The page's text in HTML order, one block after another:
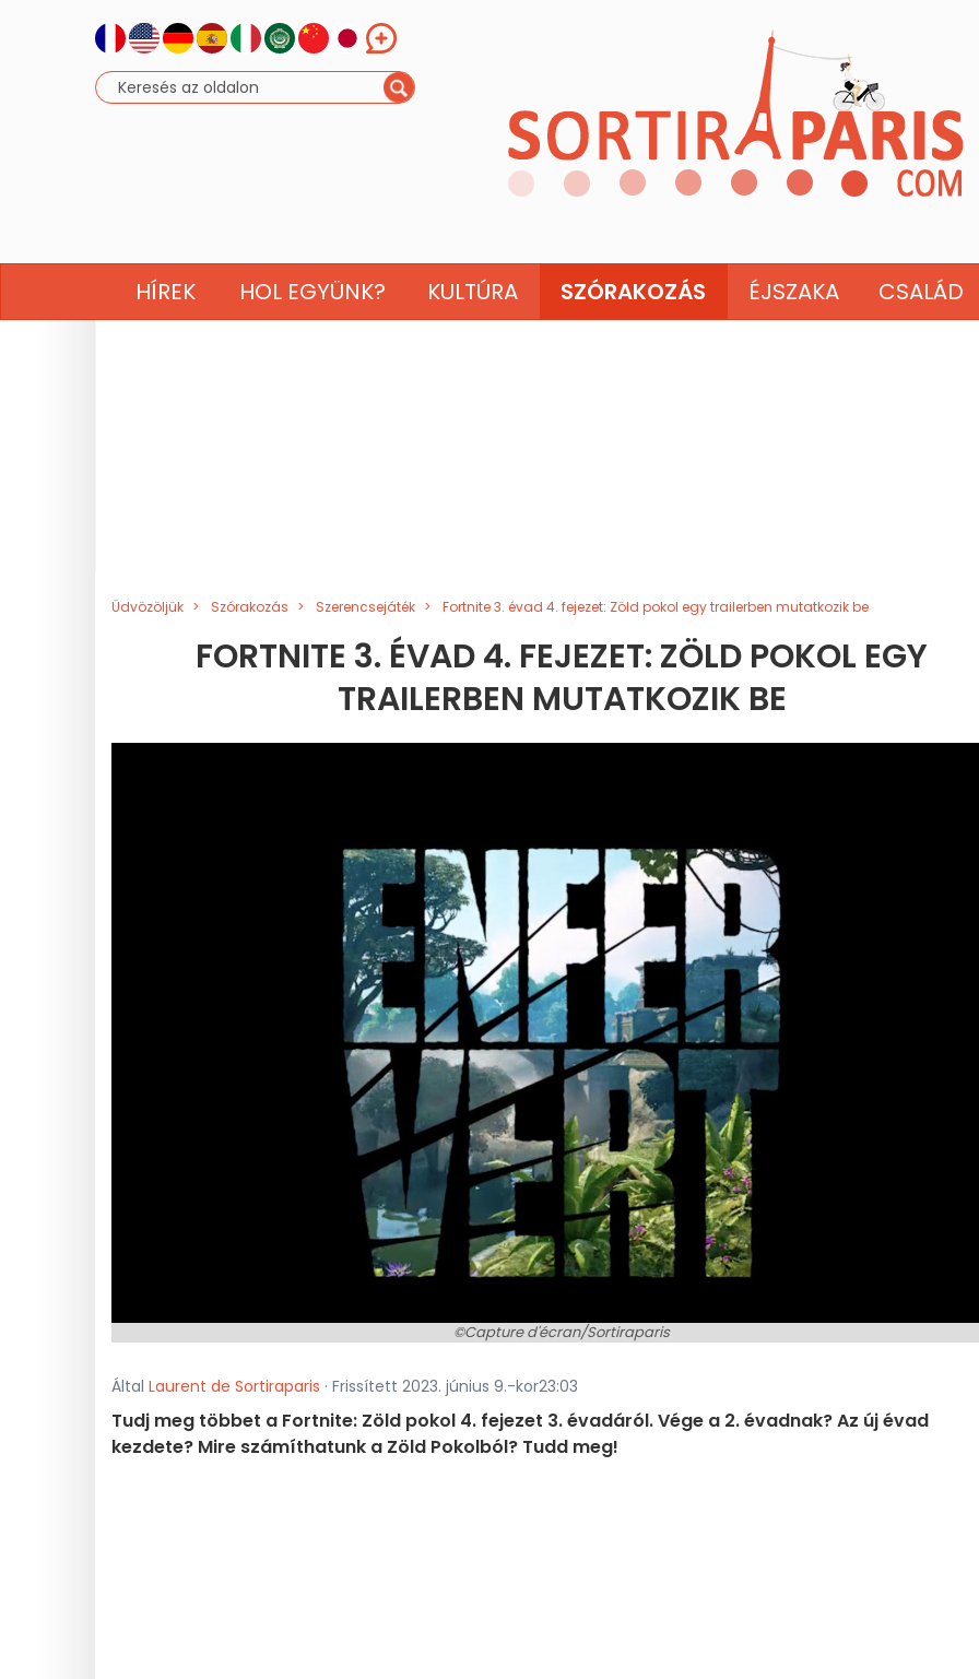
HÍREK HOL EGYÜNK? KULTÚRA SZÓRAKOZÁS ÉJSZAKA CSALÁD
Üdvözöljük Szórakozás Szerencsejáték Fortnite 3. évad 4. fejezet: Zöld pokol egy trailerben mutatkozik be
FORTNITE 3. ÉVAD 4. FEJEZET: ZÖLD POKOL EGY
TRAILERBEN MUTATKOZIK BE
©Capture d'écran/Sortiraparis
Által Laurent de Sortiraparis · Frissített 2023. június 9.-kor23:03
Tudj meg többet a Fortnite: Zöld pokol 4. fejezet 3. évadáról. Vége a 2. évadnak? Az új évad
kezdete? Mire számíthatunk a Zöld Pokolból? Tudd meg!